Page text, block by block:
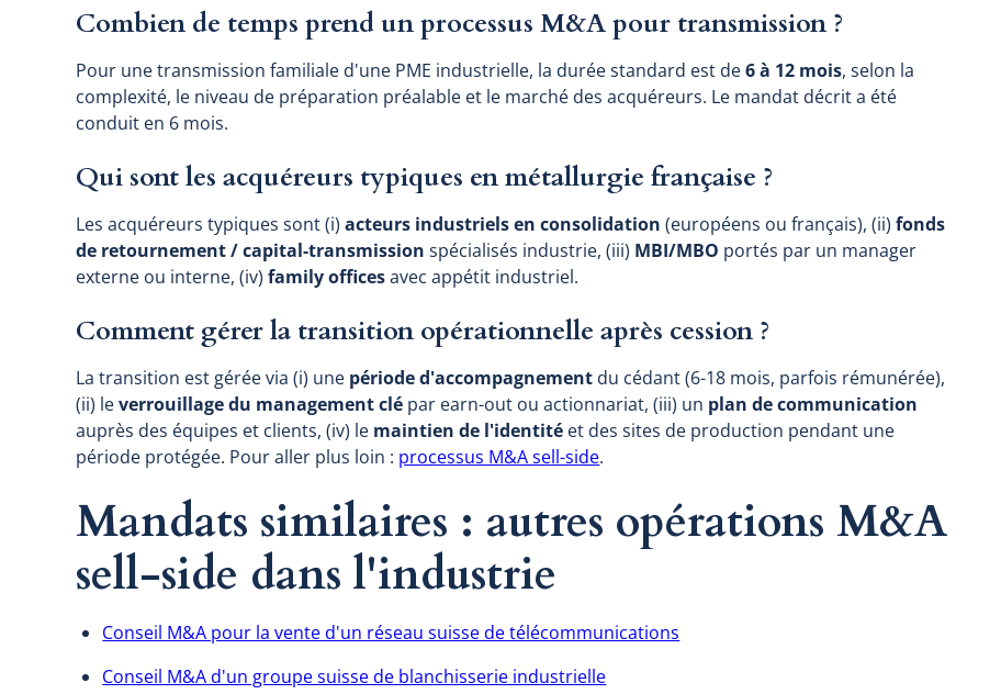
Combien de temps prend un processus M&A pour transmission ?
Pour une transmission familiale d'une PME industrielle, la durée standard est de6 à 12 mois, selon la
complexité, le niveau de préparation préalable et le marché des acquéreurs. Le mandat décrit a été
conduit en 6 mois.
Qui sont les acquéreurs typiques en métallurgie française ?
Les acquéreurs typiques sont (i)acteurs industriels en consolidation (européens ou français), (ii)fonds
de retournement / capital-transmission spécialisés industrie, (iii) MBI/MBO portés par un manager
externe ou interne, (iv)family officesavec appétit industriel.
Comment gérer la transition opérationnelle après cession ?
La transition est gérée via (i) une période d'accompagnement du cédant (6-18 mois, parfois rémunérée),
(ii) leverrouillage du management clé par earn-out ou actionnariat, (iii) un plan de communication
auprès des équipes et clients, (iv) le maintien de l'identité et des sites de production pendant une
période protégée. Pour aller plus loin : processus M&A sell-side.
Mandats similaires : autres opérations M&A
sell-side dans l'industrie
Conseil M&A pour la vente d'un réseau suisse de télécommunications
Conseil M&A d'un groupe suisse de blanchisserie industrielle